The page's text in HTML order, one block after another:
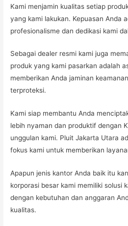
Kami menjamin kualitas setiap
yang kami lakukan. Kepuasan Anda
profesionalisme dan dedikasi kami
Sebagai dealer resmi kami juga
produk yang kami pasarkan adalah
memberikan Anda jaminan
terproteksi.
Kami siap membantu Anda
lebih nyaman dan produktif dengan
unggulan kami. Pluit Jakarta Utara
fokus kami untuk memberikan
Apapun jenis kantor Anda baik itu
korporasi besar kami memiliki solusi
dengan kebutuhan dan anggaran
kualitas.